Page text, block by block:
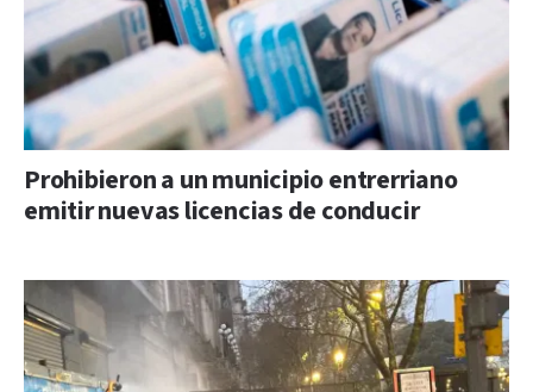
Prohibieron a un municipio entrerriano
emitir nuevas licencias de conducir